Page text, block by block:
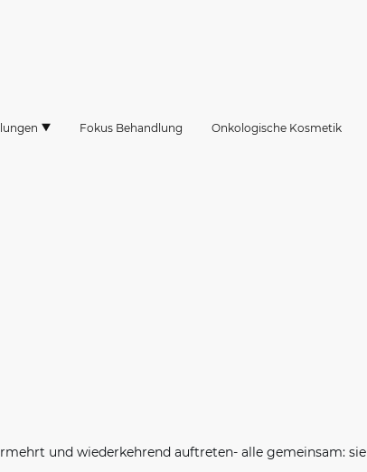
Fokus Behandlung Onkologische Kosmetik
und wiederkehrend auftreten- alle gemeinsam: sie